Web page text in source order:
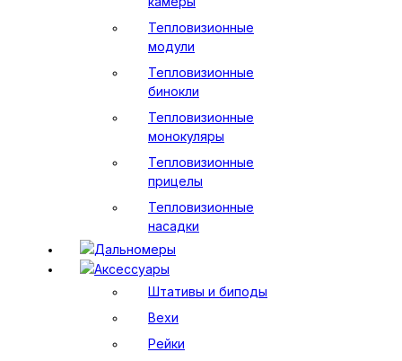
Тепловизионные
модули
Тепловизионные
бинокли
Тепловизионные
монокуляры
Тепловизионные
прицелы
Тепловизионные
насадки
Дальномеры
Аксессуары
Штативы и биподы
Вехи
Рейки